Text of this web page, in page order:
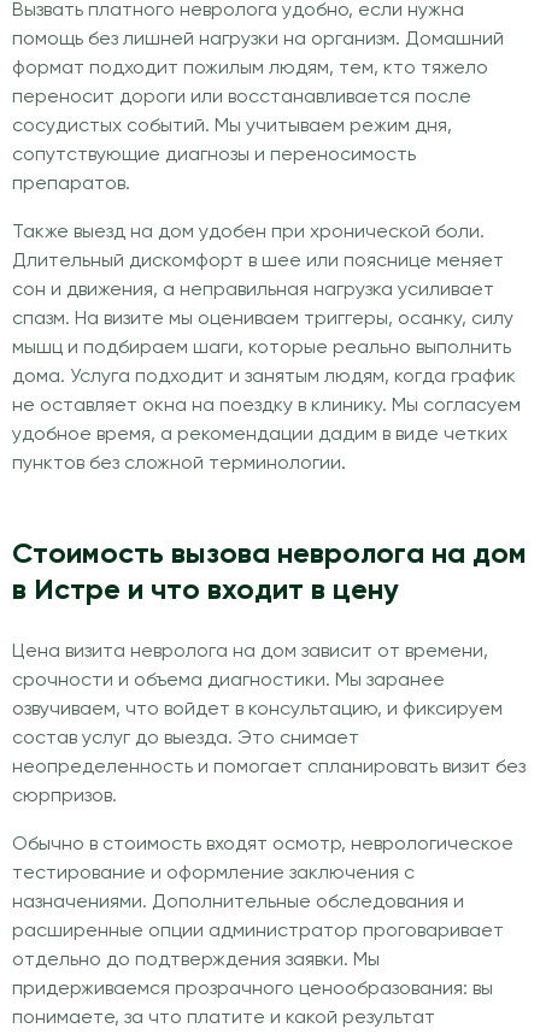
Вызвать платного невролога удобно, если нужна
помощь без лишней нагрузки на организм. Домашний
формат подходит пожилым людям, тем, кто тяжело
переносит дороги или восстанавливается после
сосудистых событий. Мы учитываем режим дня,
сопутствующие диагнозы и переносимость
препаратов.
Также выезд на дом удобен при хронической боли.
Длительный дискомфорт в шее или пояснице меняет
сон и движения, а неправильная нагрузка усиливает
спазм. На визите мы оцениваем триггеры, осанку, силу
мышц и подбираем шаги, которые реально выполнить
дома. Услуга подходит и занятым людям, когда график
не оставляет окна на поездку в клинику. Мы согласуем
удобное время, а рекомендации дадим в виде четких
пунктов без сложной терминологии.
Стоимость вызова невролога на дом
в Истре и что входит в цену
Цена визита невролога на дом зависит от времени,
срочности и объема диагностики. Мы заранее
озвучиваем, что войдет в консультацию, и фиксируем
состав услуг до выезда. Это снимает
неопределенность и помогает спланировать визит без
сюрпризов.
Обычно в стоимость входят осмотр, неврологическое
тестирование и оформление заключения с
назначениями. Дополнительные обследования и
расширенные опции администратор проговаривает
отдельно до подтверждения заявки. Мы
придерживаемся прозрачного ценообразования: вы
понимаете, за что платите и какой результат